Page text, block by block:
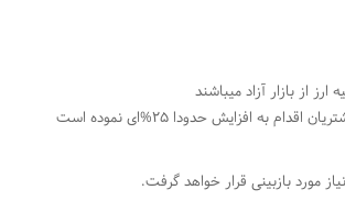
از بازار آزاد میباشند
مورد بازبینی قرار خواهد گرفت.